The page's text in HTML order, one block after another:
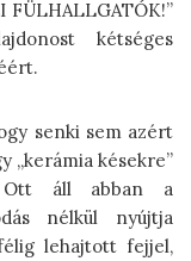
FÜLHALLGATÓK!”
kétséges
senki sem azért
„kerámia késekre”
áll abban a
nélkül nyújtja
lehajtott fejjel,